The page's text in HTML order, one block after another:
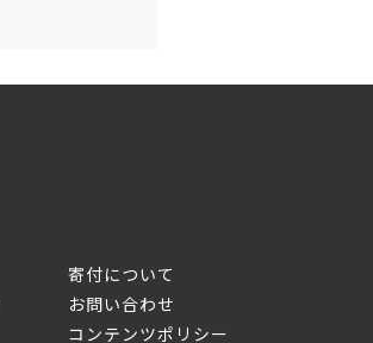
寄付について
お問い合わせ
コンテンツポリシー